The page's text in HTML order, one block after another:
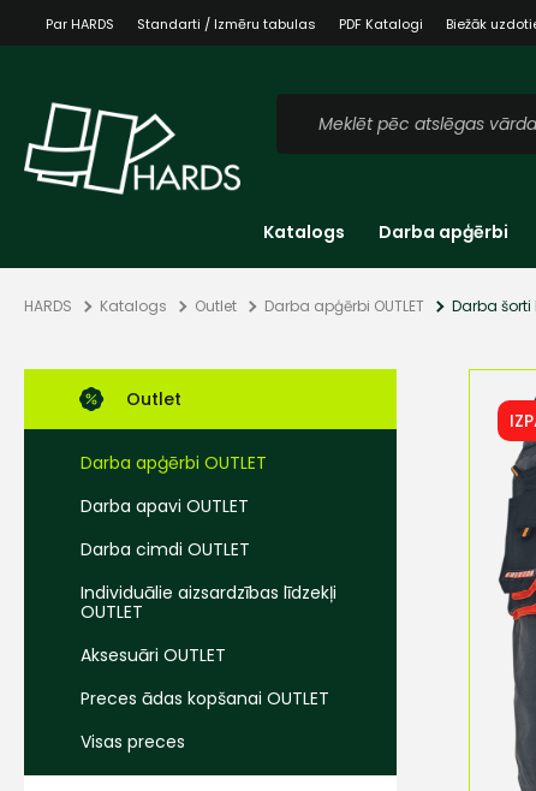
Par HARDS Standarti / Izmēru tabulas PDF Katalogi Biežāk
Katalogs Darba apģērbi
HARDS Katalogs Outlet Darba apģērbi OUTLET Darba šorti
Outlet
Darba apģērbi OUTLET
Darba apavi OUTLET
Darba cimdi OUTLET
Individuālie aizsardzības līdzekļi
OUTLET
Aksesuāri OUTLET
Preces ādas kopšanai OUTLET
Visas preces